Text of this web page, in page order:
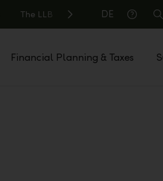
The LLB
DE
Help
Financial Planning & Taxes